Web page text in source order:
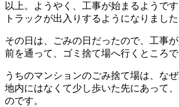
以上。ようやく、工事が始まるようで
トラックが出入りするようになりました
その日は、ごみの日だったので、工事
前を通って、ゴミ捨て場へ行くところで
うちのマンションのごみ捨て場は、な
地内にはなくて少し歩いた先にあって
のです。